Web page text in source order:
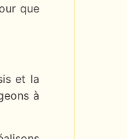
que
et la
à